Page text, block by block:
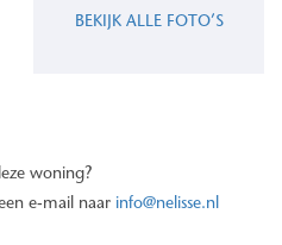
BEKIJK ALLE FOTO’S
woning?
e-mail naar info@nelisse.nl